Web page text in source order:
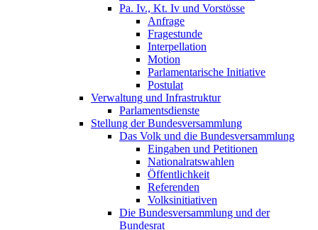
Pa. Iv., Kt. Iv und Vorstösse
Anfrage
Fragestunde
Interpellation
Motion
Parlamentarische Initiative
Postulat
Verwaltung und Infrastruktur
Parlamentsdienste
Stellung der Bundesversammlung
Das Volk und die Bundesversammlung
Eingaben und Petitionen
Nationalratswahlen
Öffentlichkeit
Referenden
Volksinitiativen
Die Bundesversammlung und der
Bundesrat